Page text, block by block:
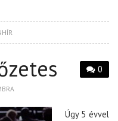
0
Úgy 5 évvel